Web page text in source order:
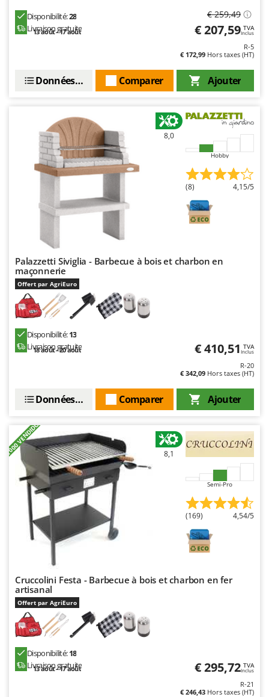
Disponibilité:28
Livraison gratuite
13 août - 17 août
€ 259,49
€ 207,59 TVA
Inclus
R-5
€ 172,99 Hors taxes (HT)
Ajouter
Comparer
Données techniques
8,0
Hobby
(8) 4,15/5
Palazzetti Siviglia - Barbecue à bois et charbon en
maçonnerie
Offert par AgriEuro
Disponibilité:13
Livraison gratuite
18 août - 20 août € 410,51 TVA
Inclus
R-20
€ 342,09 Hors taxes (HT)
Ajouter
Comparer
Données techniques
+1000 VENDIDOS 8,1
Semi-Pro
(169) 4,54/5
Cruccolini Festa - Barbecue à bois et charbon en fer
artisanal
Offert par AgriEuro
Disponibilité:18
Livraison gratuite
13 août - 17 août € 295,72 TVA
Inclus
R-21
€ 246,43 Hors taxes (HT)